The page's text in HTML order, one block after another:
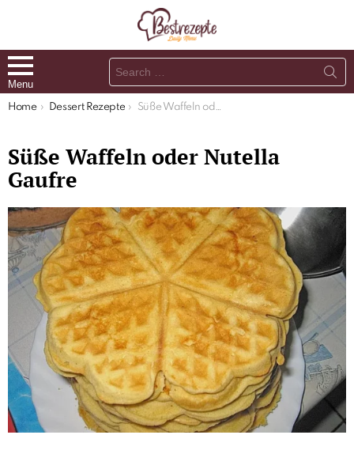
Menu
Search
for:
You are here:
Home Dessert Rezepte Süße Waffeln oder Nutella Gaufre
Süße Waffeln oder Nutella
Gaufre